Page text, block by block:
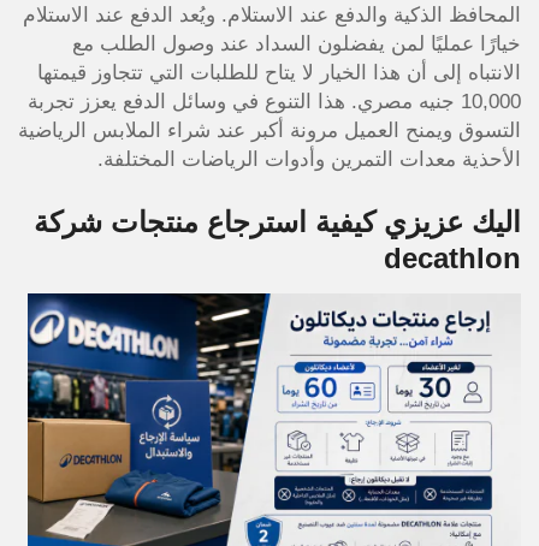
المحافظ الذكية والدفع عند الاستلام. ويُعد الدفع عند الاستلام
خيارًا عمليًا لمن يفضلون السداد عند وصول الطلب مع
الانتباه إلى أن هذا الخيار لا يتاح للطلبات التي تتجاوز قيمتها
10,000 جنيه مصري. هذا التنوع في وسائل الدفع يعزز تجربة
التسوق ويمنح العميل مرونة أكبر عند شراء الملابس الرياضية
الأحذية معدات التمرين وأدوات الرياضات المختلفة.
اليك عزيزي كيفية استرجاع منتجات شركة
decathlon